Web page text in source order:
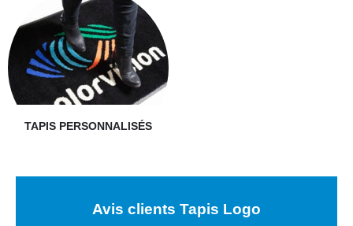
TAPIS PERSONNALISÉS
Avis clients Tapis Logo